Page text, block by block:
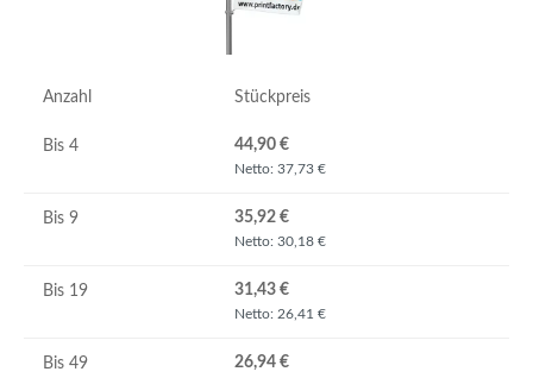
Anzahl Stückpreis
Bis 4 44,90 €
Netto: 37,73 €
Bis 9 35,92 €
Netto: 30,18 €
Bis 19 31,43 €
Netto: 26,41 €
Bis 49 26,94 €